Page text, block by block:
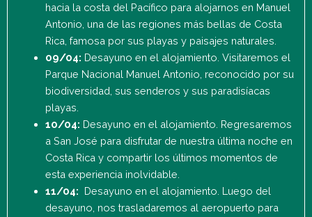
hacia la costa del Pacífico para alojarnos en Manuel
Antonio, una de las regiones más bellas de Costa
Rica, famosa por sus playas y paisajes naturales.
09/04: Desayuno en el alojamiento. Visitaremos el
Parque Nacional Manuel Antonio, reconocido por su
biodiversidad, sus senderos y sus paradisíacas
playas.
10/04: Desayuno en el alojamiento. Regresaremos
a San José para disfrutar de nuestra última noche en
Costa Rica y compartir los últimos momentos de
esta experiencia inolvidable.
11/04: Desayuno en el alojamiento. Luego del
desayuno, nos trasladaremos al aeropuerto para